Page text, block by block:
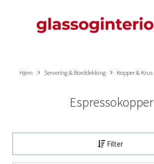
Hjem Servering & Borddekking Kopper & Krus
Espressokopper
Filter